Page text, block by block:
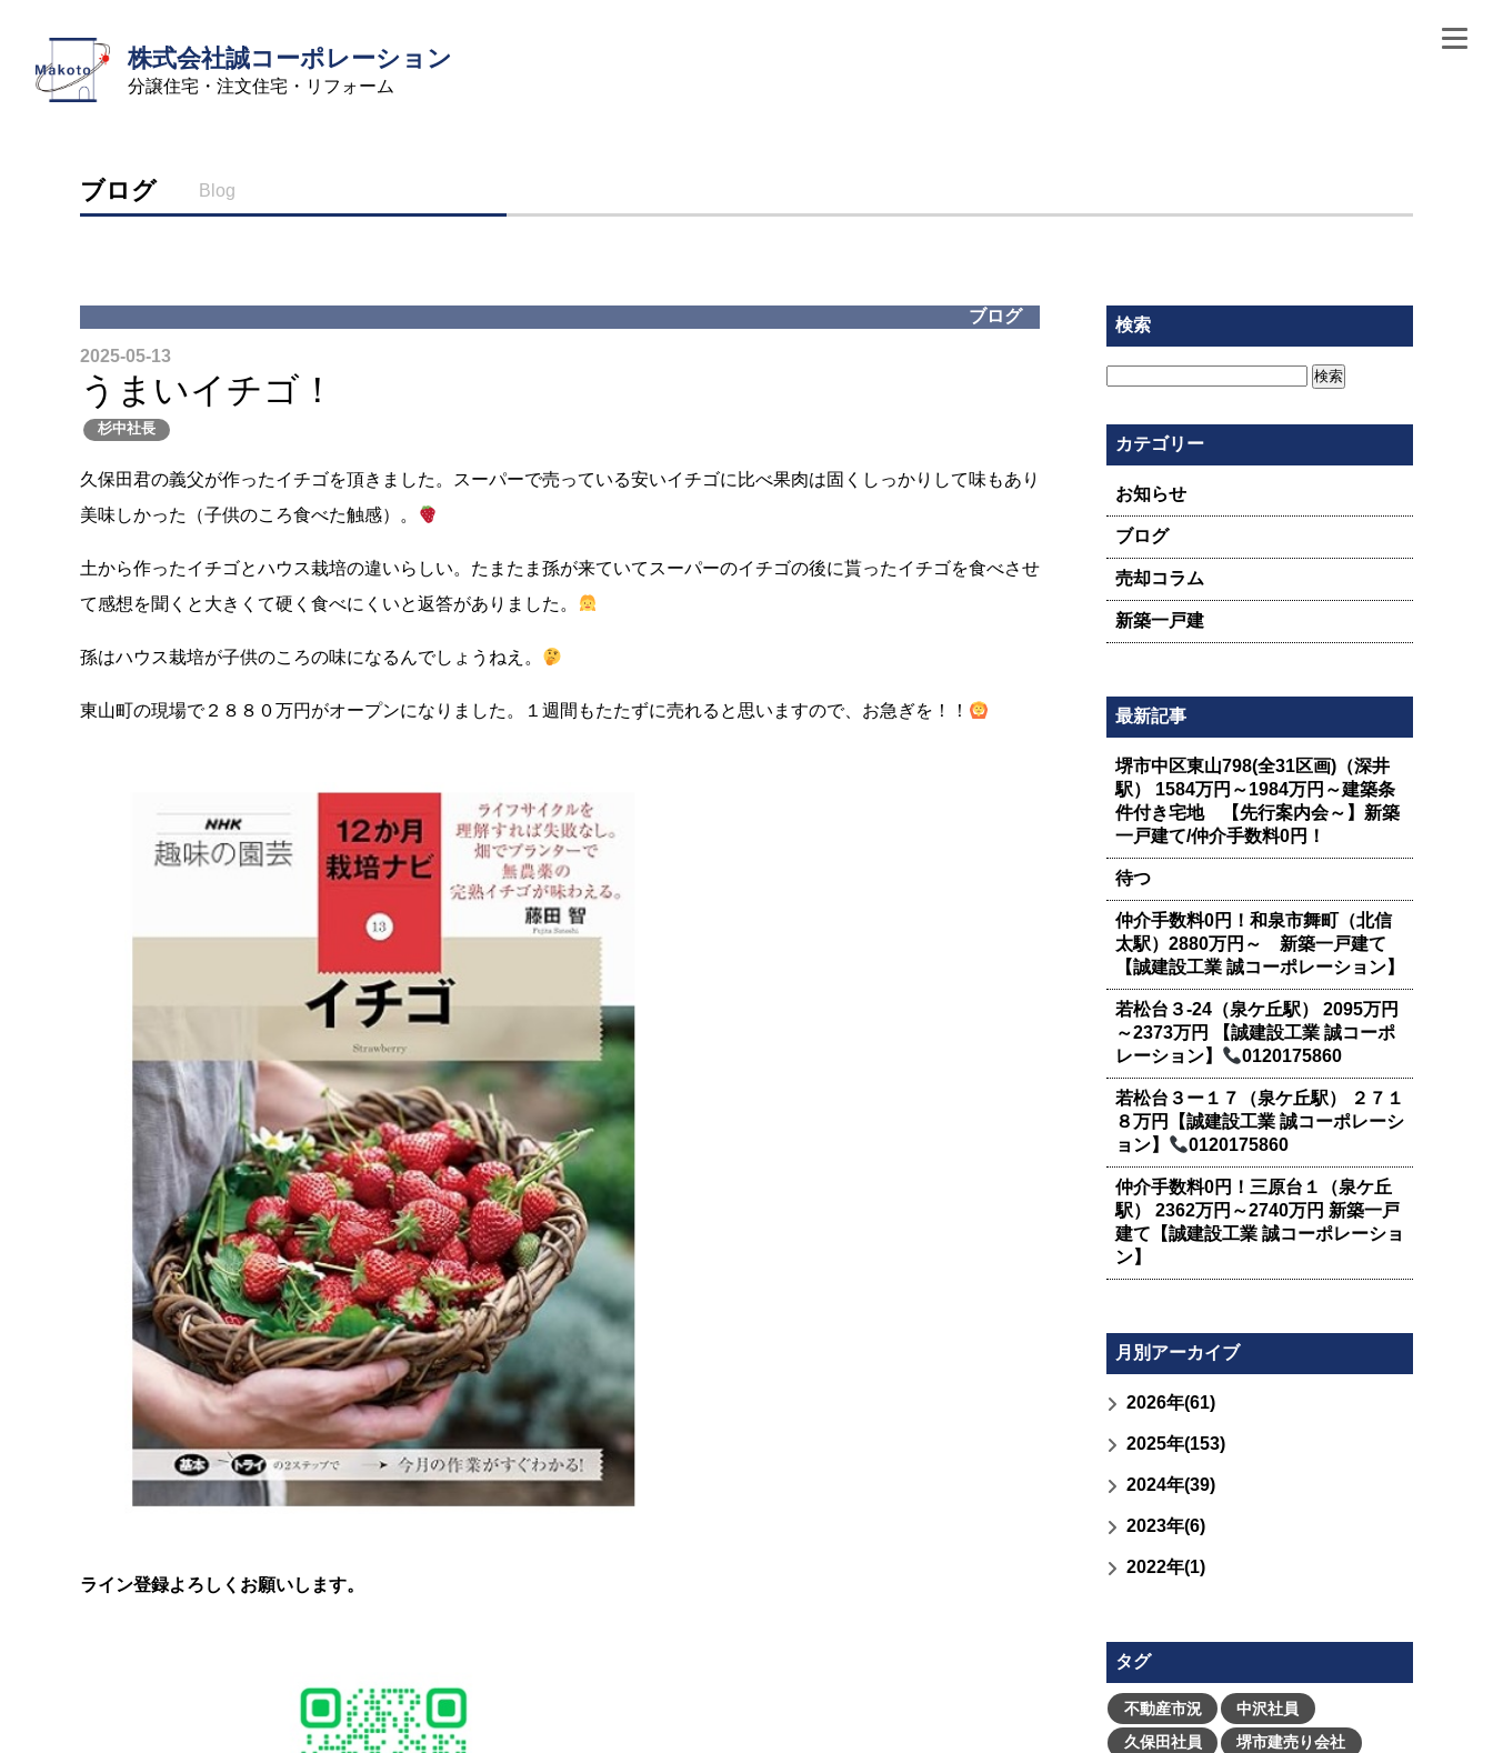
株式会社誠コーポレーション
分譲住宅・注文住宅・リフォーム
ブログ Blog
ブログ
2025-05-13
うまいイチゴ！
杉中社長
久保田君の義父が作ったイチゴを頂きました。スーパーで売っている安いイチゴに比べ果肉は固くしっかりして味もあり
美味しかった（子供のころ食べた触感）。
土から作ったイチゴとハウス栽培の違いらしい。たまたま孫が来ていてスーパーのイチゴの後に貰ったイチゴを食べさせ
て感想を聞くと大きくて硬く食べにくいと返答がありました。
孫はハウス栽培が子供のころの味になるんでしょうねえ。
東山町の現場で２８８０万円がオープンになりました。１週間もたたずに売れると思いますので、お急ぎを！！
ライン登録よろしくお願いします。
検索
カテゴリー
お知らせ
ブログ
売却コラム
新築一戸建
最新記事
堺市中区東山798(全31区画)（深井
駅） 1584万円～1984万円～建築条
件付き宅地 【先行案内会～】新築
一戸建て/仲介手数料0円！
待つ
仲介手数料0円！和泉市舞町（北信
太駅）2880万円～ 新築一戸建て
【誠建設工業 誠コーポレーション】
若松台３-24（泉ケ丘駅） 2095万円
～2373万円 【誠建設工業 誠コーポ
レーション】
0120175860
若松台３ー１７（泉ケ丘駅） ２７１
８万円【誠建設工業 誠コーポレーシ
ョン】
0120175860
仲介手数料0円！三原台１（泉ケ丘
駅） 2362万円～2740万円 新築一戸
建て【誠建設工業 誠コーポレーショ
ン】
月別アーカイブ
2026年(61)
2025年(153)
2024年(39)
2023年(6)
2022年(1)
タグ
不動産市況
中沢社員
久保田社員
堺市建売り会社